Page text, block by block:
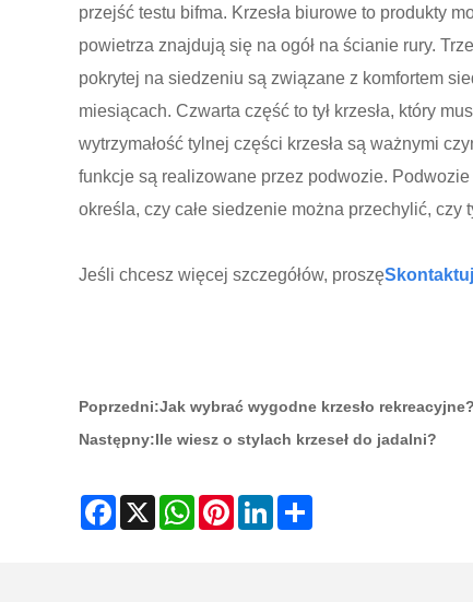
przejść testu bifma. Krzesła biurowe to produkty
powietrza znajdują się na ogół na ścianie rury.
pokrytej na siedzeniu są związane z komfortem
miesiącach. Czwarta część to tył krzesła, który
wytrzymałość tylnej części krzesła są ważnymi
funkcje są realizowane przez podwozie.
określa, czy całe siedzenie można przechylić, czy
Jeśli chcesz więcej szczegółów, proszę
Poprzedni:Jak wybrać wygodne krzesło rekreacyjne?
Następny:Ile wiesz o stylach krzeseł do jadalni?
Facebook
X WhatsAppPinterestLinkedIn